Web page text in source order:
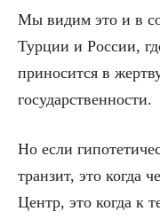
Мы видим это и в
Турции и России,
приносится в
государственности.
Но если
транзит, это когда
Центр, это когда к